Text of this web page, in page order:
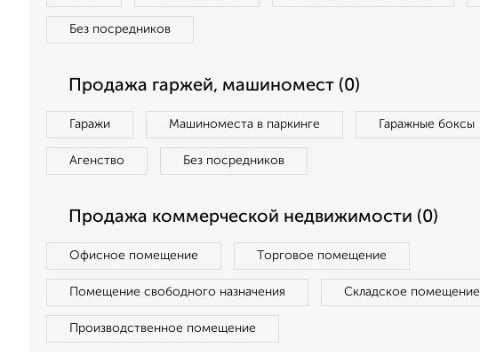
Без посредников
Продажа гаржей, машиномест (0)
Гаражи Машиноместа в паркинге Гаражные боксы
Агенство Без посредников
Продажа коммерческой недвижимости (0)
Офисное помещение Торговое помещение
Помещение свободного назначения Складское помещение
Производственное помещение